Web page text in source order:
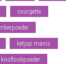
courgette
ketjap manis
knoflookpoeder